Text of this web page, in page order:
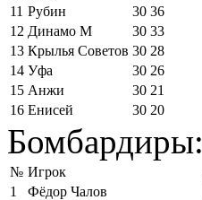
11 Рубин 30 36
12 Динамо М 30 33
13 Крылья Советов 30 28
14 Уфа 30 26
15 Анжи 30 21
16 Енисей 30 20
Бомбардиры:
№ Игрок
1
Фёдор Чалов